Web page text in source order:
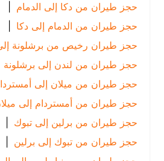
حجز طيران من دكا إلى الدمام
|
حجز طيران من الدمام إلى دكا |
حجز طيران رخيص من برشلونة إلى لندن
حجز طيران من لندن إلى برشلونة
|
حجز طيران من ميلان إلى أمستردام |
حجز طيران من أمستردام إلى ميلان |
حجز طيران من برلين إلى تبوك
|
حجز طيران من تبوك إلى برلين |